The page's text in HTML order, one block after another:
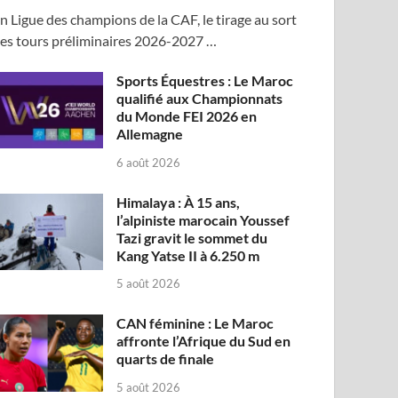
Ligue des champions de la CAF, le tirage au sort
tours préliminaires 2026-2027 …
Sports Équestres : Le Maroc
qualifié aux Championnats
du Monde FEI 2026 en
Allemagne
6 août 2026
Himalaya : À 15 ans,
l’alpiniste marocain Youssef
Tazi gravit le sommet du
Kang Yatse II à 6.250 m
5 août 2026
CAN féminine : Le Maroc
affronte l’Afrique du Sud en
quarts de finale
5 août 2026